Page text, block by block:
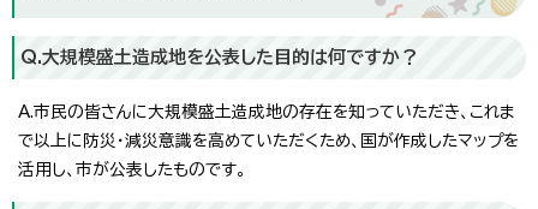
Q.大規模盛土造成地を公表した目的は何ですか？
A.市民の皆さんに大規模盛土造成地の存在を知っていただき、これま
で以上に防災・減災意識を高めていただくため、国が作成したマップを
活用し、市が公表したものです。